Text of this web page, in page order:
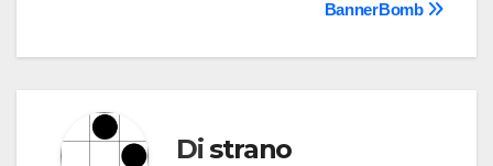
BannerBomb
Distrano